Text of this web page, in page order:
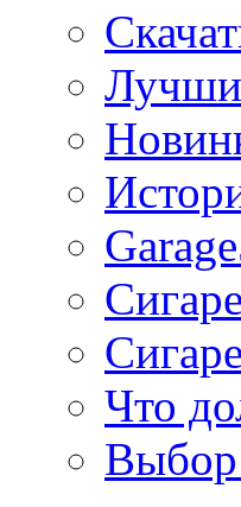
Что
Выбор